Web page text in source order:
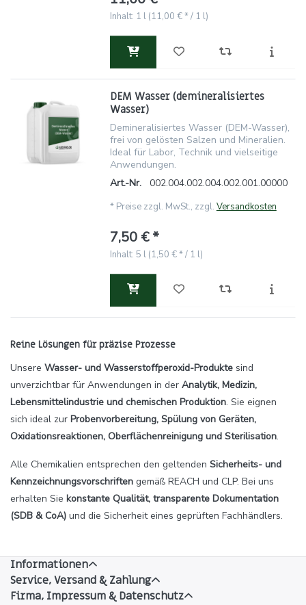
Inhalt: 1 l (11,00 € * / 1 l)
DEM Wasser (demineralisiertes
Wasser)
Demineralisiertes Wasser (DEM-Wasser),
frei von gelösten Salzen und Mineralien.
Ideal für Labor, Technik und vielseitige
Anwendungen.
Art.-Nr.
002.004.002.004.002.001.00000
* Preise zzgl. MwSt., zzgl. Versandkosten
7,50 € *
Inhalt: 5 l (1,50 € * / 1 l)
Reine Lösungen für präzise Prozesse
Unsere Wasser- und Wasserstoffperoxid-Produkte sind
unverzichtbar für Anwendungen in der Analytik, Medizin,
Lebensmittelindustrie und chemischen Produktion. Sie eignen
sich ideal zur Probenvorbereitung, Spülung von Geräten,
Oxidationsreaktionen, Oberflächenreinigung und Sterilisation.
Alle Chemikalien entsprechen den geltenden Sicherheits- und
Kennzeichnungsvorschriften gemäß REACH und CLP. Bei uns
erhalten Sie konstante Qualität, transparente Dokumentation
(SDB & CoA) und die Sicherheit eines geprüften Fachhändlers.
Informationen
Service, Versand & Zahlung
Firma, Impressum & Datenschutz